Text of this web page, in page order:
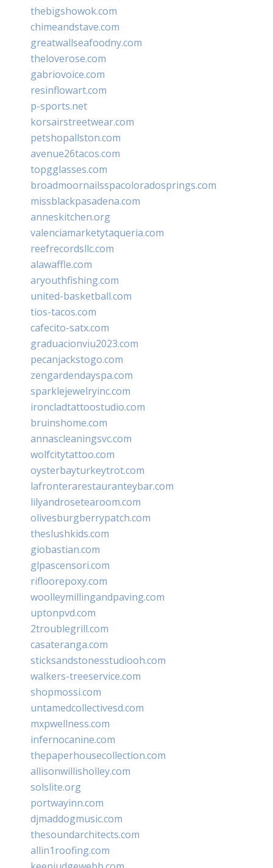
thebigshowok.com
chimeandstave.com
greatwallseafoodny.com
theloverose.com
gabriovoice.com
resinflowart.com
p-sports.net
korsairstreetwear.com
petshopallston.com
avenue26tacos.com
topgglasses.com
broadmoornailsspacoloradosprings.com
missblackpasadena.com
anneskitchen.org
valenciamarketytaqueria.com
reefrecordsllc.com
alawaffle.com
aryouthfishing.com
united-basketball.com
tios-tacos.com
cafecito-satx.com
graduacionviu2023.com
pecanjackstogo.com
zengardendayspa.com
sparklejewelryinc.com
ironcladtattoostudio.com
bruinshome.com
annascleaningsvc.com
wolfcitytattoo.com
oysterbayturkeytrot.com
lafronterarestauranteybar.com
lilyandrosetearoom.com
olivesburgberrypatch.com
theslushkids.com
giobastian.com
glpascensori.com
rifloorepoxy.com
woolleymillingandpaving.com
uptonpvd.com
2troublegrill.com
casateranga.com
sticksandstonesstudiooh.com
walkers-treeservice.com
shopmossi.com
untamedcollectivesd.com
mxpwellness.com
infernocanine.com
thepaperhousecollection.com
allisonwillisholley.com
solslite.org
portwayinn.com
djmaddogmusic.com
thesoundarchitects.com
allin1roofing.com